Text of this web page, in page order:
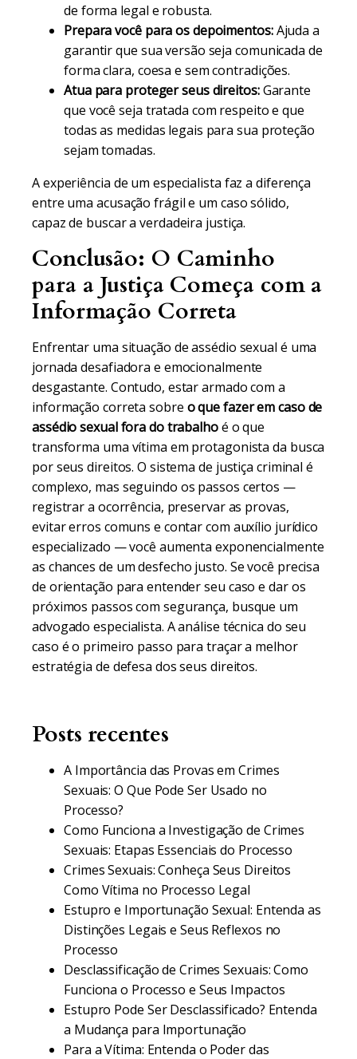
de forma legal e robusta.
Prepara você para os depoimentos:Ajuda a
garantir que sua versão seja comunicada de
forma clara, coesa e sem contradições.
Atua para proteger seus direitos:Garante
que você seja tratada com respeito e que
todas as medidas legais para sua proteção
sejam tomadas.
A experiência de um especialista faz a diferença
entre uma acusação frágil e um caso sólido,
capaz de buscar a verdadeira justiça.
Conclusão: O Caminho
para a Justiça Começa com a
Informação Correta
Enfrentar uma situação de assédio sexual é uma
jornada desafiadora e emocionalmente
desgastante. Contudo, estar armado com a
informação correta sobre o que fazer em caso de
assédio sexual fora do trabalhoé o que
transforma uma vítima em protagonista da busca
por seus direitos. O sistema de justiça criminal é
complexo, mas seguindo os passos certos —
registrar a ocorrência, preservar as provas,
evitar erros comuns e contar com auxílio jurídico
especializado — você aumenta exponencialmente
as chances de um desfecho justo. Se você precisa
de orientação para entender seu caso e dar os
próximos passos com segurança, busque um
advogado especialista. A análise técnica do seu
caso é o primeiro passo para traçar a melhor
estratégia de defesa dos seus direitos.
Posts recentes
A Importância das Provas em Crimes
Sexuais: O Que Pode Ser Usado no
Processo?
Como Funciona a Investigação de Crimes
Sexuais: Etapas Essenciais do Processo
Crimes Sexuais: Conheça Seus Direitos
Como Vítima no Processo Legal
Estupro e Importunação Sexual: Entenda as
Distinções Legais e Seus Reflexos no
Processo
Desclassificação de Crimes Sexuais: Como
Funciona o Processo e Seus Impactos
Estupro Pode Ser Desclassificado? Entenda
a Mudança para Importunação
Para a Vítima: Entenda o Poder das